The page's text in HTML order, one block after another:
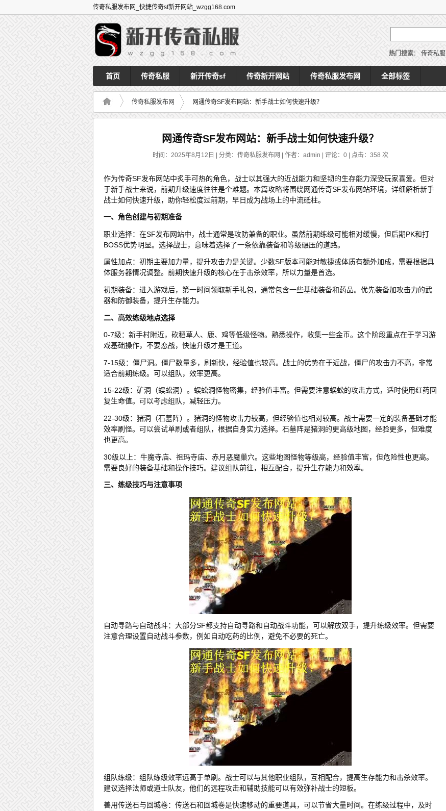
传奇私服发布网_快捷传奇sf新开网站_wzgg168.com
热门搜索： 传奇私服
首页 传奇私服 新开传奇sf 传奇新开网站 传奇私服发布网 全部标签
传奇私服发布网 网通传奇SF发布网站：新手战士如何快速升级？
网通传奇SF发布网站：新手战士如何快速升级？
时间：2025年8月12日 | 分类：传奇私服发布网 | 作者：admin | 评论：0 | 点击： 358 次
作为传奇SF发布网站中炙手可热的角色，战士以其强大的近战能力和坚韧的生存能力深受玩家喜爱。但对
于新手战士来说，前期升级速度往往是个难题。本篇攻略将围绕网通传奇SF发布网站环境，详细解析新手
战士如何快速升级，助你轻松度过前期，早日成为战场上的中流砥柱。
一、角色创建与初期准备
职业选择：在SF发布网站中，战士通常是攻防兼备的职业。虽然前期练级可能相对缓慢，但后期PK和打
BOSS优势明显。选择战士，意味着选择了一条依靠装备和等级碾压的道路。
属性加点：初期主要加力量，提升攻击力是关键。少数SF版本可能对敏捷或体质有额外加成，需要根据具
体服务器情况调整。前期快速升级的核心在于击杀效率，所以力量是首选。
初期装备：进入游戏后，第一时间领取新手礼包，通常包含一些基础装备和药品。优先装备加攻击力的武
器和防御装备，提升生存能力。
二、高效练级地点选择
0-7级：新手村附近，砍稻草人、鹿、鸡等低级怪物。熟悉操作，收集一些金币。这个阶段重点在于学习游
戏基础操作，不要恋战，快速升级才是王道。
7-15级：僵尸洞。僵尸数量多，刷新快，经验值也较高。战士的优势在于近战，僵尸的攻击力不高，非常
适合前期练级。可以组队，效率更高。
15-22级：矿洞（蜈蚣洞）。蜈蚣洞怪物密集，经验值丰富。但需要注意蜈蚣的攻击方式，适时使用红药回
复生命值。可以考虑组队，减轻压力。
22-30级：猪洞（石墓阵）。猪洞的怪物攻击力较高，但经验值也相对较高。战士需要一定的装备基础才能
效率刷怪。可以尝试单刷或者组队，根据自身实力选择。石墓阵是猪洞的更高级地图，经验更多，但难度
也更高。
30级以上：牛魔寺庙、祖玛寺庙、赤月恶魔巢穴。这些地图怪物等级高，经验值丰富，但危险性也更高。
需要良好的装备基础和操作技巧。建议组队前往，相互配合，提升生存能力和效率。
三、练级技巧与注意事项
自动寻路与自动战斗：大部分SF都支持自动寻路和自动战斗功能，可以解放双手，提升练级效率。但需要
注意合理设置自动战斗参数，例如自动吃药的比例，避免不必要的死亡。
组队练级：组队练级效率远高于单刷。战士可以与其他职业组队，互相配合，提高生存能力和击杀效率。
建议选择法师或道士队友，他们的远程攻击和辅助技能可以有效弥补战士的短板。
善用传送石与回城卷：传送石和回城卷是快速移动的重要道具，可以节省大量时间。在练级过程中，及时